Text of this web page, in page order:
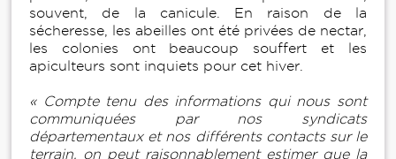
souvent, de la canicule. En raison de la
sécheresse, les abeilles ont été privées de nectar,
les colonies ont beaucoup souffert et les
apiculteurs sont inquiets pour cet hiver.
« Compte tenu des informations qui nous sont
communiquées par nos syndicats
départementaux et nos différents contacts sur le
terrain, on peut raisonnablement estimer que la